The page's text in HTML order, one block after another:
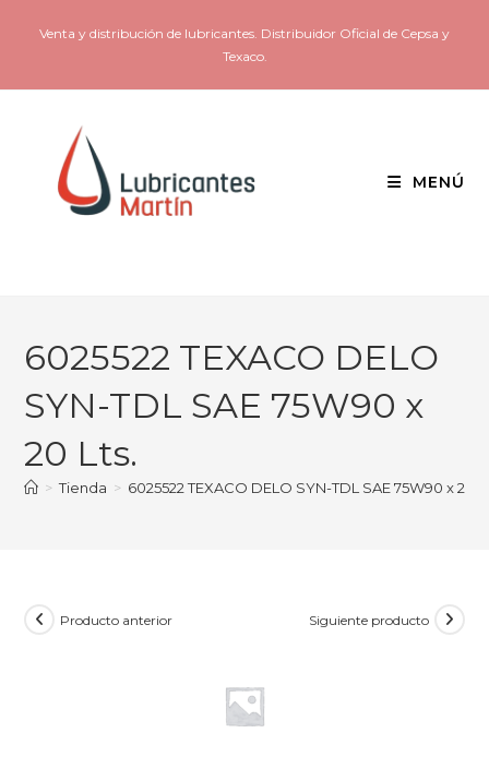
Venta y distribución de lubricantes. Distribuidor Oficial de Cepsa y
Texaco.
MENÚ
6025522 TEXACO DELO
SYN-TDL SAE 75W90 x
20 Lts.
> Tienda > 6025522 TEXACO DELO SYN-TDL SAE 75W90 x 20
Producto anterior Siguiente producto